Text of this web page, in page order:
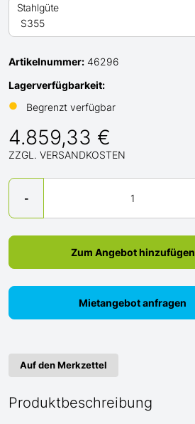
Stahlgüte
Artikelnummer: 46296
Lagerverfügbarkeit:
●
Begrenzt verfügbar
4.859,33 €
ZZGL. VERSANDKOSTEN
-
Menge
Zum Angebot hinzufügen
Mietangebot anfragen
Auf den Merkzettel
Produktbeschreibung